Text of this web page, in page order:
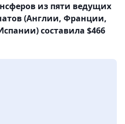
из пяти ведущих
(Англии, Франции,
составила $466